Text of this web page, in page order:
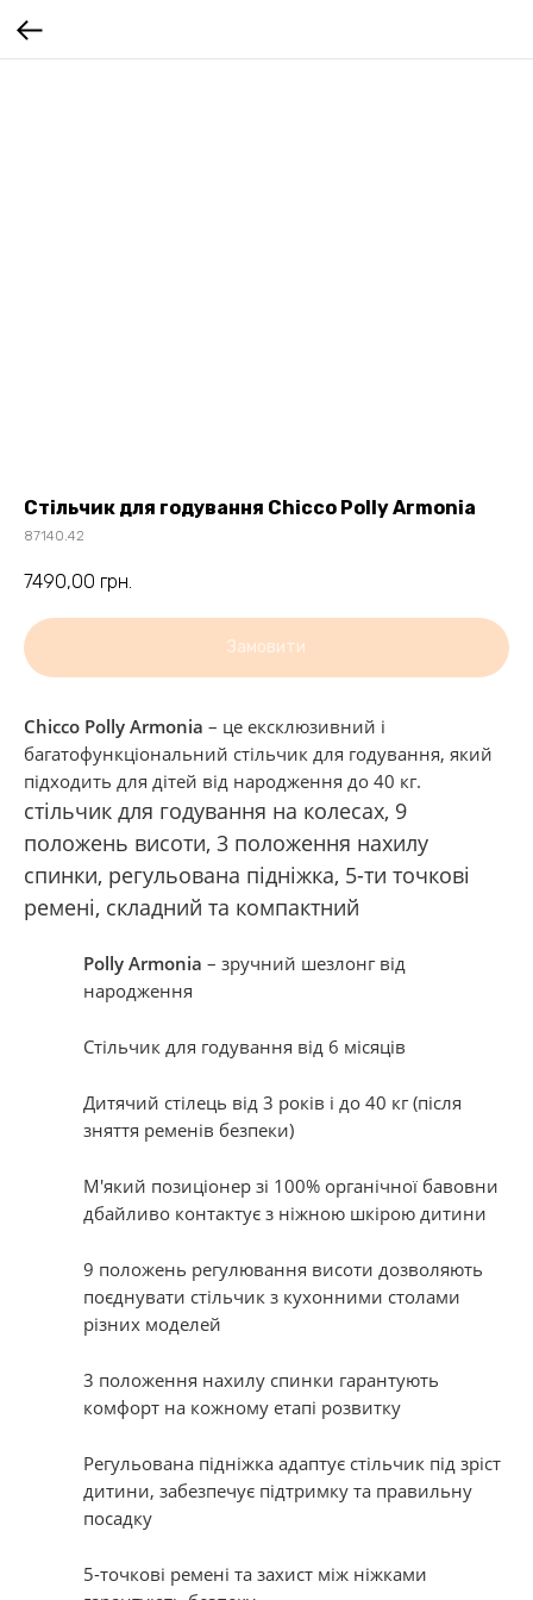
Стільчик для годування Chicco Polly Armonia
87140.42
7490,00 грн.
Замовити
Chicco Polly Armonia – це ексклюзивний і
багатофункціональний стільчик для годування, який
підходить для дітей від народження до 40 кг.
стільчик для годування на колесах, 9
положень висоти, 3 положення нахилу
спинки, регульована підніжка, 5-ти точкові
ремені, складний та компактний
Polly Armonia – зручний шезлонг від
народження
Стільчик для годування від 6 місяців
Дитячий стілець від 3 років і до 40 кг (після
зняття ременів безпеки)
М'який позиціонер зі 100% органічної бавовни
дбайливо контактує з ніжною шкірою дитини
9 положень регулювання висоти дозволяють
поєднувати стільчик з кухонними столами
різних моделей
3 положення нахилу спинки гарантують
комфорт на кожному етапі розвитку
Регульована підніжка адаптує стільчик під зріст
дитини, забезпечує підтримку та правильну
посадку
5-точкові ремені та захист між ніжками